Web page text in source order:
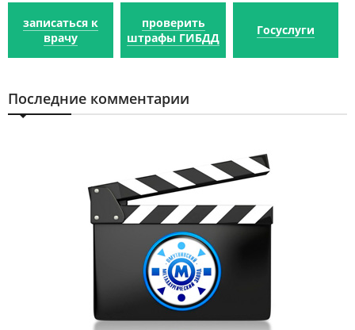
записаться к
врачу
проверить
штрафы ГИБДД
Госуслуги
Последние комментарии